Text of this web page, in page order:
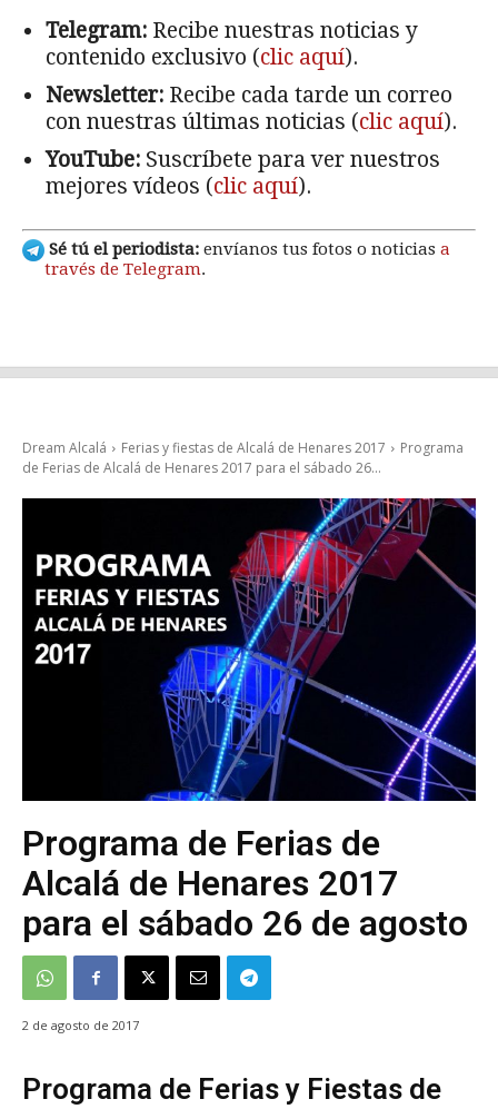
Telegram: Recibe nuestras noticias y
contenido exclusivo (clic aquí).
Newsletter: Recibe cada tarde un correo
con nuestras últimas noticias (clic aquí).
YouTube: Suscríbete para ver nuestros
mejores vídeos (clic aquí).
Sé tú el periodista: envíanos tus fotos o noticias a
través de Telegram.